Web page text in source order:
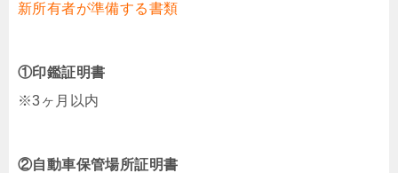
新所有者が準備する書類
①印鑑証明書
※3ヶ月以内
②自動車保管場所証明書